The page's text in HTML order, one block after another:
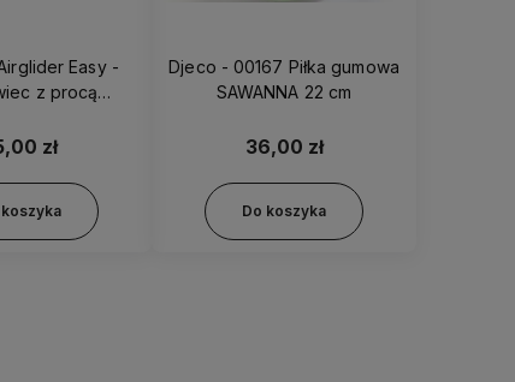
Easy -
z procą
zł
koszyka
Djeco - 00167 Piłka gumowa
SAWANNA 22 cm
36,00 zł
Do koszyka